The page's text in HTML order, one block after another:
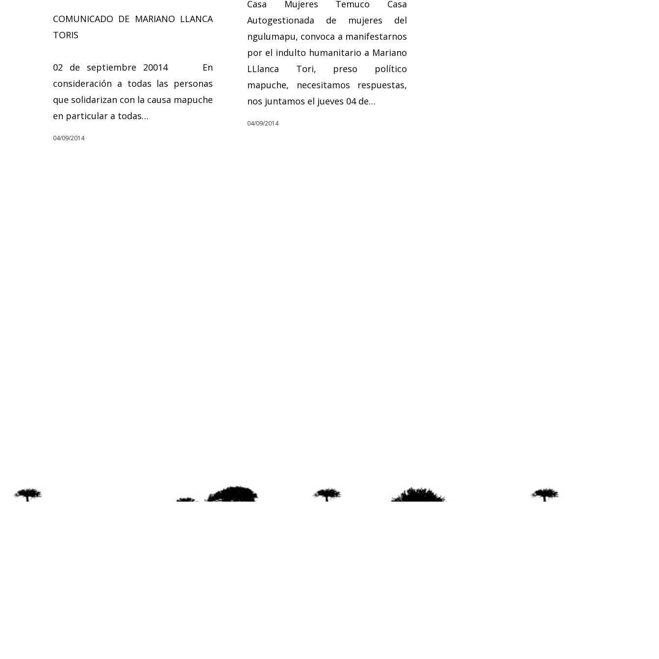
COMUNICADO DE MARIANO LLANCA
TORIS
02 de septiembre 20014 En
consideración a todas las personas
que solidarizan con la causa mapuche
en particular a todas…
04/09/2014
Casa Mujeres Temuco Casa
Autogestionada de mujeres del
ngulumapu, convoca a manifestarnos
por el indulto humanitario a Mariano
LLlanca Tori, preso político
mapuche, necesitamos respuestas,
nos juntamos el jueves 04 de…
04/09/2014